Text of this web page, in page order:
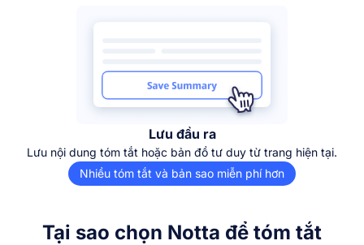
Lưu đầu ra
Lưu nội dung tóm tắt hoặc bản đồ tư duy từ trang hiện tại.
Nhiều tóm tắt và bản sao miễn phí hơn
Tại sao chọn Notta để tóm tắt